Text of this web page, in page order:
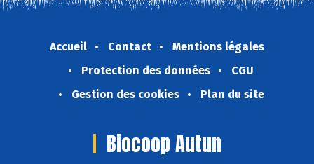
Accueil Contact
Mentions légales
Protection des données
CGU
Gestion des cookies
Plan du site
Biocoop Autun